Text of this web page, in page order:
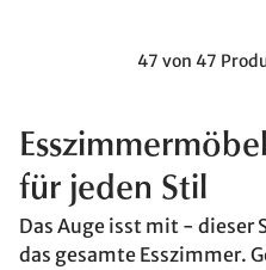
47 von 47
für jeden Stil
Das Auge isst mit - dieser
das gesamte Esszimmer.